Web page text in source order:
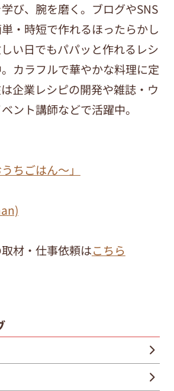
び、腕を磨く。ブログやSNS
・時短で作れるほったらかし
い日でもパパッと作れるレシ
カラフルで華やかな料理に定
企業レシピの開発や雑誌・ウ
ント講師などで活躍中。
ちごはん～」
材・仕事依頼はこちら